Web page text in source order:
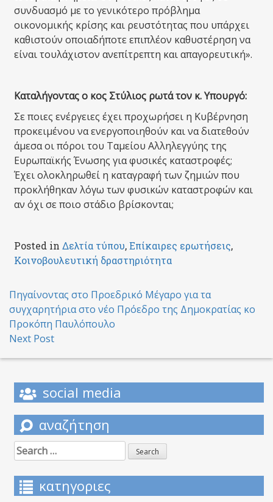
συνδυασμό με το γενικότερο πρόβλημα
οικονομικής κρίσης και ρευστότητας που υπάρχει
καθιστούν οποιαδήποτε επιπλέον καθυστέρηση να
είναι τουλάχιστον ανεπίτρεπτη και απαγορευτική».
Καταλήγοντας ο κος Στύλιος ρωτά τον κ. Υπουργό:
Σε ποιες ενέργειες έχει προχωρήσει η Κυβέρνηση
προκειμένου να ενεργοποιηθούν και να διατεθούν
άμεσα οι πόροι του Ταμείου Αλληλεγγύης της
Ευρωπαϊκής Ένωσης για φυσικές καταστροφές;
Έχει ολοκληρωθεί η καταγραφή των ζημιών που
προκλήθηκαν λόγω των φυσικών καταστροφών και
αν όχι σε ποιο στάδιο βρίσκονται;
Posted in Δελτία τύπου,Επίκαιρες ερωτήσεις,
Κοινοβουλευτική δραστηριότητα
Post
navigation
Πηγαίνοντας στο Προεδρικό Μέγαρο για τα
συγχαρητήρια στο νέο Πρόεδρο της Δημοκρατίας κο
Προκόπη Παυλόπουλο
Next Post
social media
αναζήτηση
Search
for:
κατηγοριες